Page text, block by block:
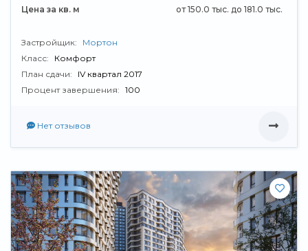
Цена за кв. м
от 150.0 тыс. до 181.0 тыс.
Застройщик:
Мортон
Класс:
Комфорт
План сдачи:
IV квартал 2017
Процент завершения: 100
Нет отзывов